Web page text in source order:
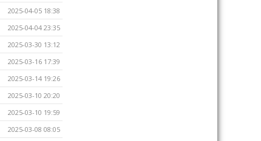
2025-04-05 18:38
2025-04-04 23:35
2025-03-30 13:12
2025-03-16 17:39
2025-03-14 19:26
2025-03-10 20:20
2025-03-10 19:59
2025-03-08 08:05